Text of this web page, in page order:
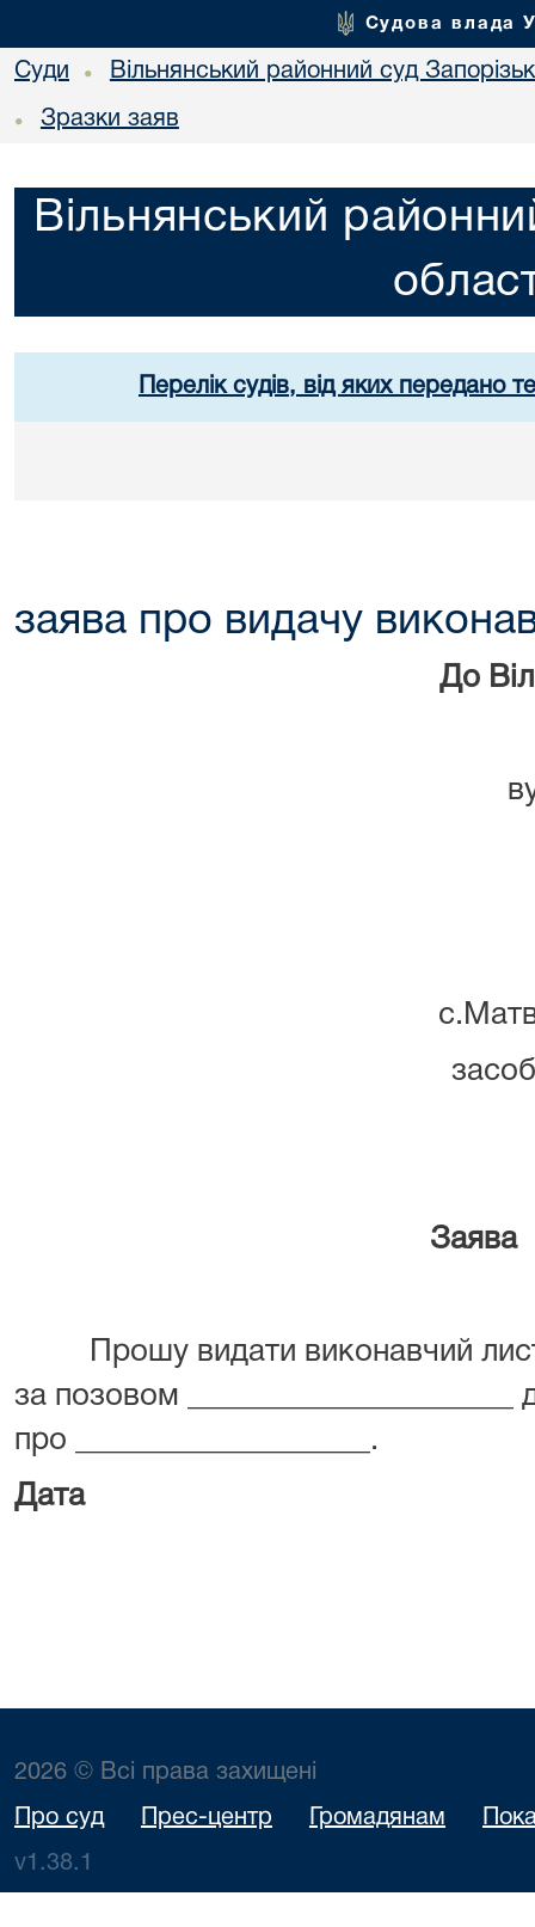
Судова влада
Суди • Вільнянський районний суд
• Зразки заяв
Вільнянський
Перелік судів, від яких передано
заява про видачу
До
Заява
Прошу видати виконавчий
за позовом _____________________
про ___________________.
Дата
2026 © Всі права захищені
Про суд Прес-центр Громадянам
v1.38.1